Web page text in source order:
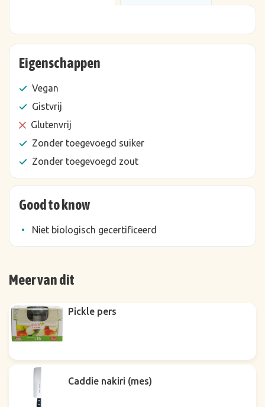
Eigenschappen
Vegan
Gistvrij
Glutenvrij
Zonder toegevoegd suiker
Zonder toegevoegd zout
Good to know
Niet biologisch gecertificeerd
Meer van dit
Pickle pers
Caddie nakiri (mes)